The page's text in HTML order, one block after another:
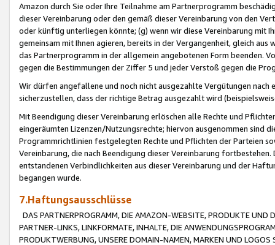
Amazon durch Sie oder Ihre Teilnahme am Partnerprogramm
dieser Vereinbarung oder den gemäß dieser Vereinbarung von den
oder künftig unterliegen könnte; (g) wenn wir diese Vereinbarung mit
gemeinsam mit Ihnen agieren, bereits in der Vergangenheit, gleich
das Partnerprogramm in der allgemein angebotenen Form beenden.
gegen die Bestimmungen der Ziffer 5 und jeder Verstoß gegen die
Wir dürfen angefallene und noch nicht ausgezahlte Vergütungen
sicherzustellen, dass der richtige Betrag ausgezahlt wird
Mit Beendigung dieser Vereinbarung erlöschen alle Rechte und
eingeräumten Lizenzen/Nutzungsrechte; hiervon ausgenommen sind
Programmrichtlinien festgelegten Rechte und Pflichten der Parteien
Vereinbarung, die nach Beendigung dieser Vereinbarung
entstandenen Verbindlichkeiten aus dieser Vereinbarung und der
begangen wurde.
7.Haftungsausschlüsse
DAS PARTNERPROGRAMM, DIE AMAZON-WEBSITE, PRODUKTE UND
PARTNER-LINKS, LINKFORMATE, INHALTE, DIE
PRODUKTWERBUNG, UNSERE DOMAIN-NAMEN, MARKEN UND